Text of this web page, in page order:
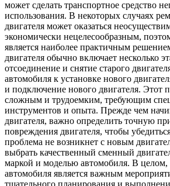
может сделать транспортное средство
использования. В некоторых случаях
двигателя может оказаться
экономически нецелесообразным,
является наиболее практичным
двигателя обычно включает несколько
отсоединение и снятие старого
автомобиля к установке нового
и подключение нового двигателя. Этот
сложным и трудоемким, требующим
инструментов и опыта. Прежде чем
двигателя, важно определить точную
повреждения двигателя, чтобы
проблема не возникнет с новым
выбрать качественный сменный
маркой и моделью автомобиля. В целом,
автомобиля является важным